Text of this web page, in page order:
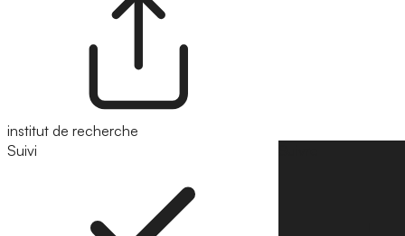
institut de recherche
Suivi